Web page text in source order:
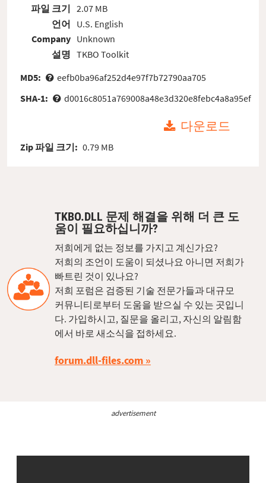
파일 크기
언어
Company
설명
2.07 MB
U.S. English
Unknown
TKBO Toolkit
MD5:
eefb0ba96af252d4e97f7b72790aa705
SHA-1:
d0016c8051a769008a48e3d320e8febc4a8a95ef
다운로드
Zip 파일 크기: 0.79 MB
TKBO.DLL 문제 해결을 위해 더 큰 도
움이 필요하십니까?
저희에게 없는 정보를 가지고 계신가요?
저희의 조언이 도움이 되셨나요 아니면 저희가
빠트린 것이 있나요?
저희 포럼은 검증된 기술 전문가들과 대규모
커뮤니티로부터 도움을 받으실 수 있는 곳입니
다. 가입하시고, 질문을 올리고, 자신의 알림함
에서 바로 새소식을 접하세요.
forum.dll-files.com
advertisement